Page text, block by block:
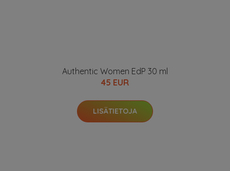
Authentic Women EdP 30 ml
45 EUR
LISÄTIETOJA